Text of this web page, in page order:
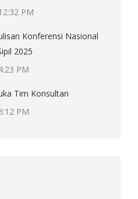
PM
Konferensi Nasional
2025
PM
Tim Konsultan
PM